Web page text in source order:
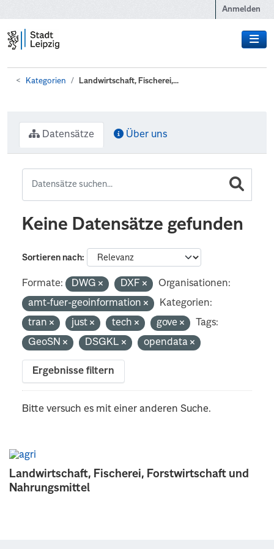
Anmelden
Kategorien Landwirtschaft, Fischerei,...
Landwirtschaft, Fischerei, Forstwirtschaft und
Nahrungsmittel
Datensätze Über uns
Keine Datensätze gefunden
Sortieren nach
Formate: DWG DXF
Organisationen:
amt-fuer-geoinformation
Kategorien:
tran
just tech gove
Tags:
GeoSN
DSGKL opendata
Ergebnisse filtern
Bitte versuch es mit einer anderen Suche.